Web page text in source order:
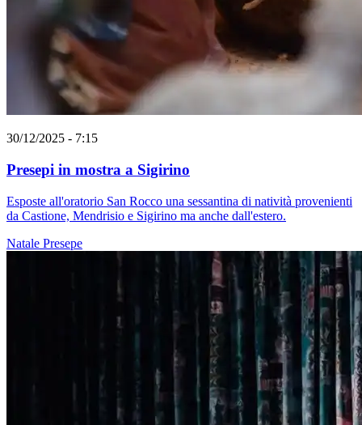
30/12/2025 - 7:15
Presepi in mostra a Sigirino
Esposte all'oratorio San Rocco una sessantina di natività provenienti
da Castione, Mendrisio e Sigirino ma anche dall'estero.
Natale Presepe